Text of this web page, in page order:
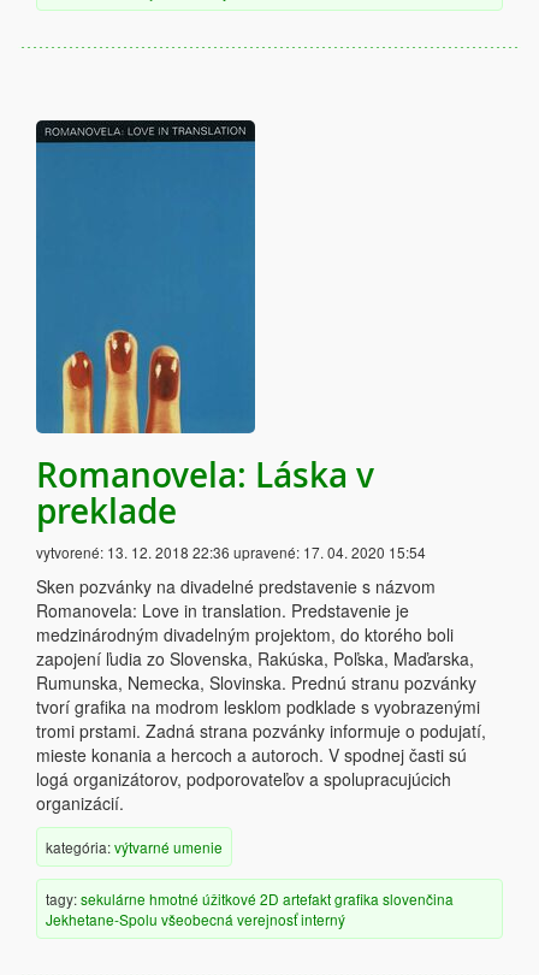
Romanovela: Láska v
preklade
vytvorené: 13. 12. 2018 22:36 upravené: 17. 04. 2020 15:54
Sken pozvánky na divadelné predstavenie s názvom
Romanovela: Love in translation. Predstavenie je
medzinárodným divadelným projektom, do ktorého boli
zapojení ľudia zo Slovenska, Rakúska, Poľska, Maďarska,
Rumunska, Nemecka, Slovinska. Prednú stranu pozvánky
tvorí grafika na modrom lesklom podklade s vyobrazenými
tromi prstami. Zadná strana pozvánky informuje o podujatí,
mieste konania a hercoch a autoroch. V spodnej časti sú
logá organizátorov, podporovateľov a spolupracujúcich
organizácií.
kategória:výtvarné umenie
tagy:sekulárne hmotné úžitkové 2D artefaktgrafika slovenčina
Jekhetane-Spolu všeobecná verejnosťinterný